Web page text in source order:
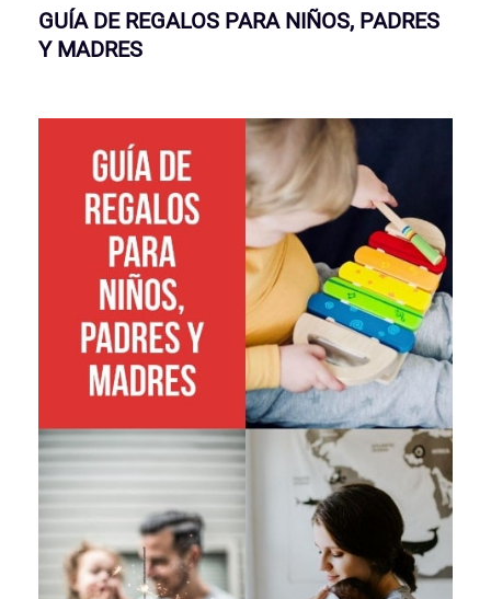
GUÍA DE REGALOS PARA NIÑOS, PADRES
Y MADRES